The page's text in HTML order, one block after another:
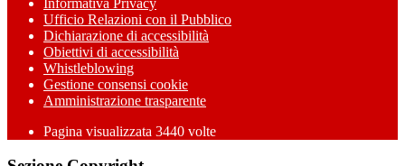
Ufficio Relazioni con il Pubblico
Dichiarazione di accessibilità
Obiettivi di accessibilità
Whistleblowing
Gestione consensi cookie
Amministrazione trasparente
Pagina visualizzata 3440 volte